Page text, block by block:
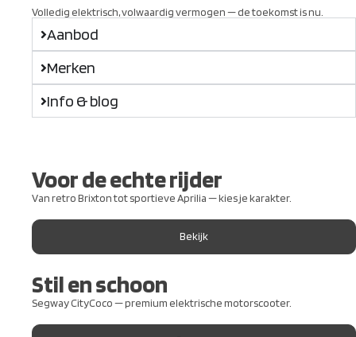
Volledig elektrisch, volwaardig vermogen — de toekomst is nu.
Aanbod
Merken
Info & blog
Voor de echte rijder
Van retro Brixton tot sportieve Aprilia — kies je karakter.
Bekijk
Stil en schoon
Segway CityCoco — premium elektrische motorscooter.